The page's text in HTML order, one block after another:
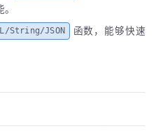
, func(c *gee.Context)
/hello?name=geektutu
, func(c *gee.Context)
String/JSON
函数，能够快速